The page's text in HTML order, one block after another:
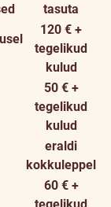
tasuta
120 € +
tegelikud
kulud
50 € +
tegelikud
kulud
eraldi
kokkuleppel
60 € +